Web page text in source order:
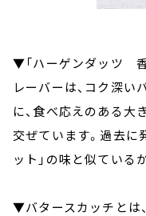
▼「ハーゲンダッツ
レーバーは、コク深い
に、食べ応えのある大
交ぜています。過去に
ット」の味と似ている
▼バタースカッチとは